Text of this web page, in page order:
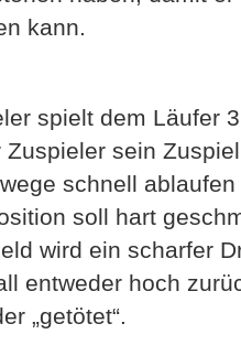
kann.
spielt dem Läufer
Zuspieler sein
schnell
soll hart
wird ein scharfer
entweder hoch
„getötet“.